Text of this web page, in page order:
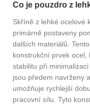
Co je pouzdro z
Skříně z lehké ocelové
primárně postaveny
dalších materiálů.
konstrukční prvek
stabilitu při
jsou předem navrženy
umožňuje rychlejší
pracovní sílu. Tyto